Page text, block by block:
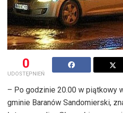
0
UDOSTĘPNIEŃ
– Po godzinie 20.00 w piątkowy
gminie Baranów Sandomierski,